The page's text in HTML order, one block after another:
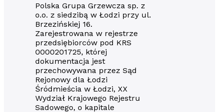
Polska Grupa Grzewcza sp. z
o.o. z siedzibą w Łodzi przy ul.
Brzezińskiej 16.
Zarejestrowana w rejestrze
przedsiębiorców pod KRS
0000201725, której
dokumentacja jest
przechowywana przez Sąd
Rejonowy dla Łodzi
Śródmieścia w Łodzi, XX
Wydział Krajowego Rejestru
Sadowego, o kapitale